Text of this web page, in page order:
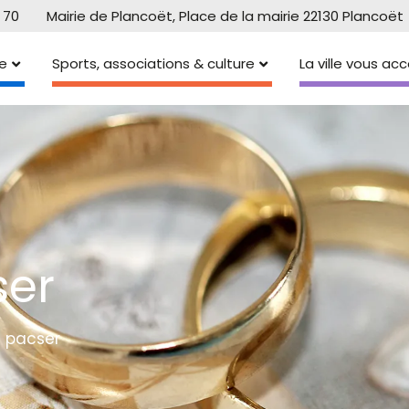
Mairie de Plancoët, Place de la mairie 22130 Plancoët
Sports, associations & culture La ville vous
pacser